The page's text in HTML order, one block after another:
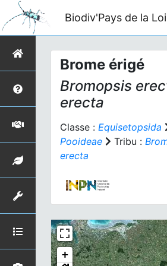
Biodiv'Pays de la
Brome érigé
Bromopsis
erecta
Classe : Equisetopsida
Pooideae
Tribu :
erecta
+